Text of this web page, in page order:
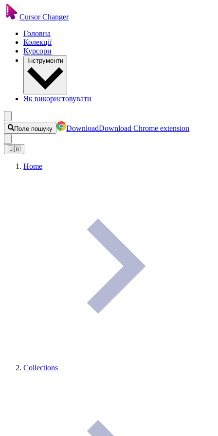
Cursor Changer
Головна
Колекції
Курсори
Інструменти
Як використовувати
Поле пошуку DownloadDownload Chrome extension
🇺🇦
Home
Collections